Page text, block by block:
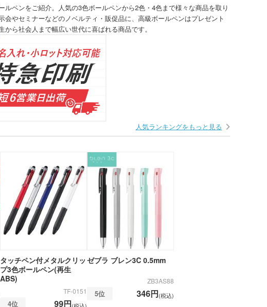
ルペンをご紹介。人気の3色ボールペンから2色・4色まで様々な商品を取り
会やセミナーなどのノベルティ・販促品に、高級ボールペンはプレゼント
ら社会人まで幅広い世代に喜ばれる商品です。
人気ランキングをもっと見る
タッチペン付メタルクリッ
プ3色ボールペン(再生
ABS)
TF-0151
4位 99円
ゼブラ ブレン3C 0.5mm
ZB3AS88
5位 346円(税込)